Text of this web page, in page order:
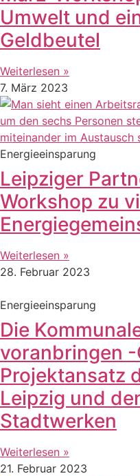
Umwelt und
Geldbeutel
Weiterlesen »
7. März 2023
Energieeinsparung
Leipziger
Workshop zu
Weiterlesen »
28. Februar 2023
Energieeinsparung
Die
voranbringen
Projektansatz
Leipzig und
Stadtwerken
Weiterlesen »
21. Februar 2023